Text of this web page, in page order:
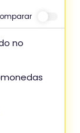
no